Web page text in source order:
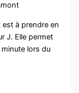
à prendre en
J. Elle permet
minute lors du